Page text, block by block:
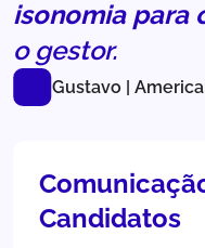
isonomia para
o gestor.
Gustavo |
Candidatos